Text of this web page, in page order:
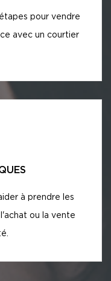
pour vendre
avec un courtier
à prendre les
ou la vente